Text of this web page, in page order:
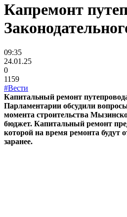
Капремонт
09:35
24.01.25
0
1159
#Вести
Капитальный ремонт
Парламентарии обсудили
момента строительства
бюджет. Капитальный ремонт
которой на время ремонта
заранее.